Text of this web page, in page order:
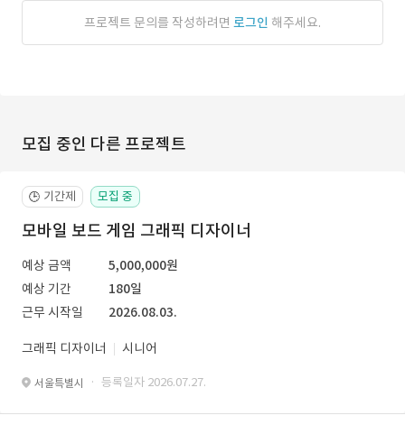
프로젝트 문의를 작성하려면 로그인 해주세요.
모집 중인 다른 프로젝트
🕒 기간제 모집 중
모바일 보드 게임 그래픽 디자이너
예상 금액
5,000,000원
예상 기간
180일
근무 시작일
2026.08.03.
그래픽 디자이너 시니어
서울특별시 · 등록일자 2026.07.27.